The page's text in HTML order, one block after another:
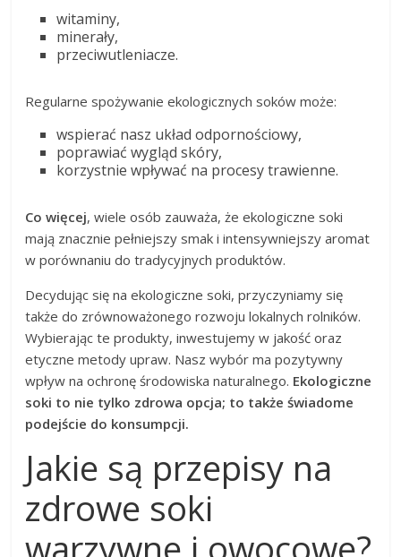
witaminy,
minerały,
przeciwutleniacze.
Regularne spożywanie ekologicznych soków może:
wspierać nasz układ odpornościowy,
poprawiać wygląd skóry,
korzystnie wpływać na procesy trawienne.
Co więcej, wiele osób zauważa, że ekologiczne soki
mają znacznie pełniejszy smak i intensywniejszy aromat
w porównaniu do tradycyjnych produktów.
Decydując się na ekologiczne soki, przyczyniamy się
także do zrównoważonego rozwoju lokalnych rolników.
Wybierając te produkty, inwestujemy w jakość oraz
etyczne metody upraw. Nasz wybór ma pozytywny
wpływ na ochronę środowiska naturalnego. Ekologiczne
soki to nie tylko zdrowa opcja; to także świadome
podejście do konsumpcji.
Jakie są przepisy na
zdrowe soki